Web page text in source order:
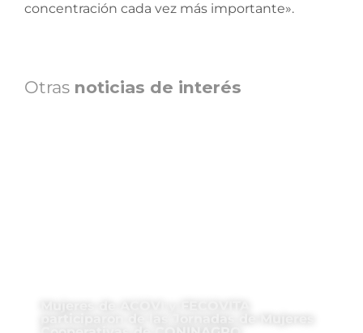
concentración cada vez más importante».
Otras noticias de interés